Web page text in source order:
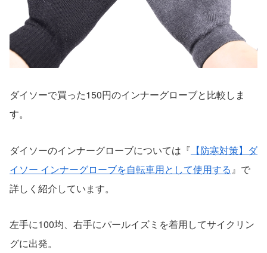
ダイソーで買った150円のインナーグローブと比較しま
す。
ダイソーのインナーグローブについては『 【防寒対策】ダ
イソー インナーグローブを自転車用として使用する』で
詳しく紹介しています。
左手に100均、右手にパールイズミを着用してサイクリン
グに出発。